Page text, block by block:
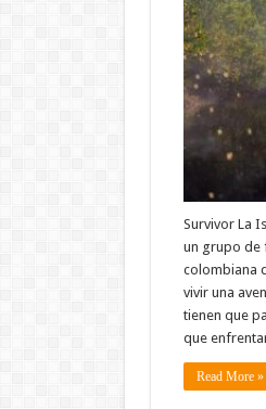
Survivor La
un grupo de
colombiana
vivir una
tienen que
que
Read More »